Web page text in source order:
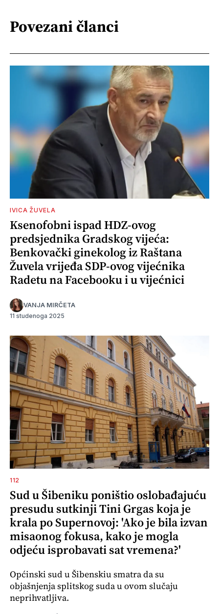
Povezani članci
IVICA ŽUVELA
Ksenofobni ispad HDZ-ovog
predsjednika Gradskog vijeća:
Benkovački ginekolog iz Raštana
Žuvela vrijeđa SDP-ovog vijećnika
Radetu na Facebooku i u vijećnici
VANJA MIRČETA
11 studenoga 2025
112
Sud u Šibeniku poništio oslobađajuću
presudu sutkinji Tini Grgas koja je
krala po Supernovoj: 'Ako je bila izvan
misaonog fokusa, kako je mogla
odjeću isprobavati sat vremena?'
Općinski sud u Šibenskiu smatra da su
objašnjenja splitskog suda u ovom slučaju
neprihvatljiva.